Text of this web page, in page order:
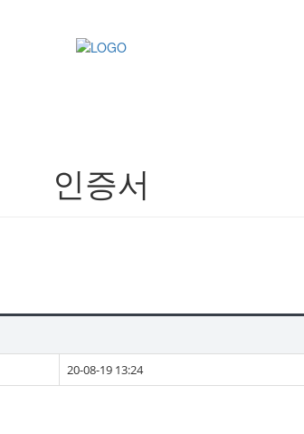
인증서
20-08-19 13:24